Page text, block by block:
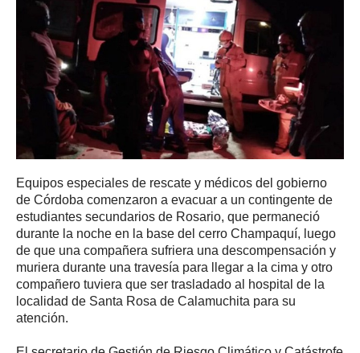
Equipos especiales de rescate y médicos del gobierno
de Córdoba comenzaron a evacuar a un contingente de
estudiantes secundarios de Rosario, que permaneció
durante la noche en la base del cerro Champaquí, luego
de que una compañera sufriera una descompensación y
muriera durante una travesía para llegar a la cima y otro
compañero tuviera que ser trasladado al hospital de la
localidad de Santa Rosa de Calamuchita para su
atención.